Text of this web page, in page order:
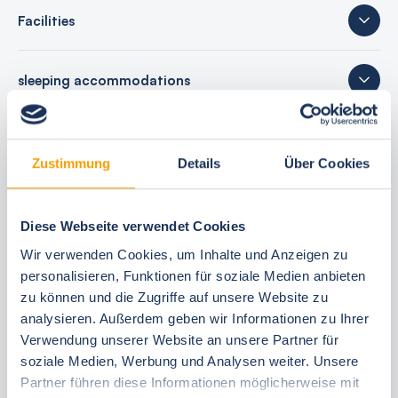
Zustimmung Details Über Cookies
Diese Webseite verwendet Cookies
Wir verwenden Cookies, um Inhalte und Anzeigen zu
personalisieren, Funktionen für soziale Medien anbieten
zu können und die Zugriffe auf unsere Website zu
analysieren. Außerdem geben wir Informationen zu Ihrer
Verwendung unserer Website an unsere Partner für
soziale Medien, Werbung und Analysen weiter. Unsere
Partner führen diese Informationen möglicherweise mit
Facilities
sleeping accommodations
17 reviews
best price guarantee
Reserve free of charge for 24 hours
30 Tage vor Anreise kostenfrei stornieren
Flexible arrival and departure 24/7
Personal consultations